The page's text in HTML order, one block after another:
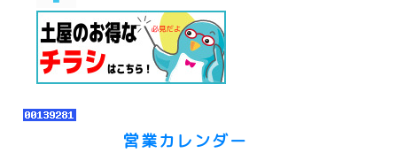
営業カレンダー